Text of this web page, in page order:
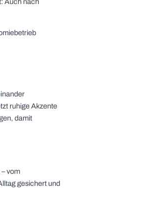
ruhige Akzente
damit
vom
gesichert und